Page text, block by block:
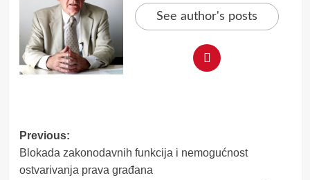
See author's posts
Post
navigation
Previous:
Blokada zakonodavnih funkcija i nemogućnost
ostvarivanja prava građana